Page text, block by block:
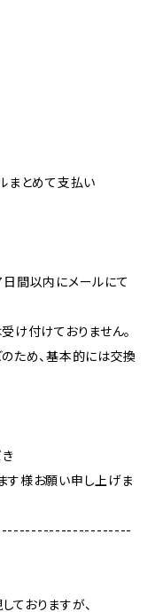
まとめて支払い
日間以内にメールにて
け付けておりません。
ため、基本的には交換
す様お願い申し上げま
ておりますが、